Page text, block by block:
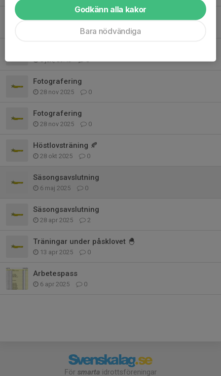
6 jan, 09:43 0
Fotografering
28 nov 2025 0
Fotografering
28 nov 2025 0
Höstlovsträning 🍂
28 okt 2025 0
Säsongsavslutning
6 maj 2025 0
Säsongsavslutning
28 apr 2025 2
Träningar under påsklovet 🐣
13 apr 2025 0
Arbetespass
6 apr 2025 0
För smarta idrottsföreningar
Godkänn alla kakor
Bara nödvändiga